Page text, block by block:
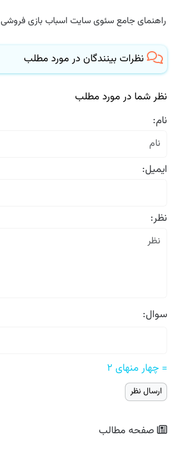
راهنمای جامع سئوی سایت اسباب بازی فروشی
نظرات بینندگان در مورد مطلب
نظر شما در مورد مطلب
نام:
ایمیل:
نظر:
سوال:
= چهار منهای ۲
صفحه مطالب